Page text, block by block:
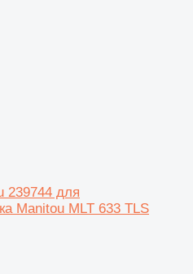
239744 для
Manitou MLT 633 TLS